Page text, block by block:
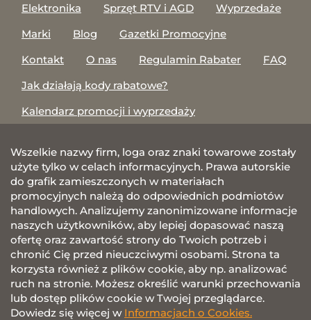
Elektronika
Sprzęt RTV i AGD
Wyprzedaże
Marki
Blog
Gazetki Promocyjne
Kontakt
O nas Regulamin Rabater
FAQ
Jak działają kody rabatowe?
Kalendarz promocji i wyprzedaży
Wszelkie nazwy firm, loga oraz znaki towarowe zostały
użyte tylko w celach informacyjnych. Prawa autorskie
do grafik zamieszczonych w materiałach
promocyjnych należą do odpowiednich podmiotów
handlowych. Analizujemy zanonimizowane informacje
naszych użytkowników, aby lepiej dopasować naszą
ofertę oraz zawartość strony do Twoich potrzeb i
chronić Cię przed nieuczciwymi osobami. Strona ta
korzysta również z plików cookie, aby np. analizować
ruch na stronie. Możesz określić warunki przechowania
lub dostęp plików cookie w Twojej przeglądarce.
Dowiedz się więcej w Informacjach o Cookies.